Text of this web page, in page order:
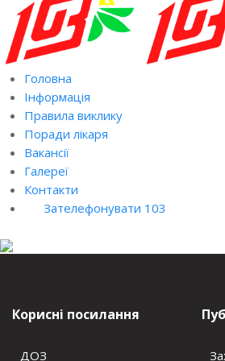
Головна
Інформація
Правила виклику
Поради лікаря
Вакансії
Галереї
Контакти
Зателефонувати 103
Корисні посилання
ДОЗ